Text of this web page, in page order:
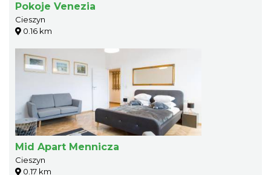
Pokoje Venezia
Cieszyn
0.16 km
Mid Apart Mennicza
Cieszyn
0.17 km